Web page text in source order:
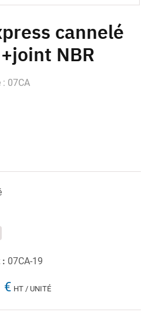
cannelé
NBR
: 07CA
07CA-19
€ HT / UNITÉ